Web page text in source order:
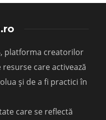
platforma creatorilor
care activează
și de a fi practici în
care se reflectă